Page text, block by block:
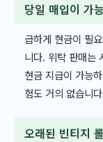
당일 매입이 가
급하게 현금이 필
니다. 위탁 판매는
현금 지급이 가능
험도 거의 없습니
오래된 빈티지